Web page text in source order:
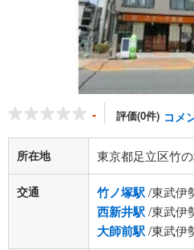
- 評価(0件) コメ
所在地 東京都足立区竹
交通 竹ノ塚駅/東武伊
西新井駅/東武伊
大師前駅/東武伊